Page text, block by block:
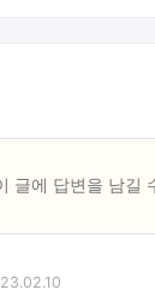
글에 답변을 남길